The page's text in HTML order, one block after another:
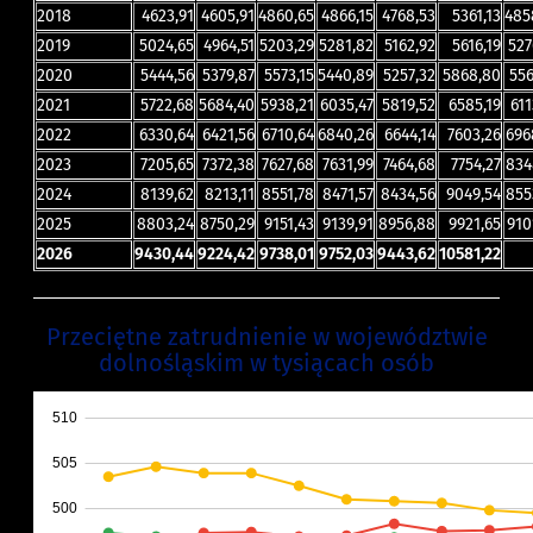
2018
4623,91 4605,91 4860,65 4866,15 4768,53 5361,13
2019
5024,65 4964,51 5203,29 5281,82 5162,92 5616,19
2020
5444,56 5379,87 5573,155440,89 5257,32 5868,80
2021
5722,68 5684,40 5938,21 6035,47 5819,52 6585,19
2022
6330,64 6421,56 6710,646840,26 6644,14 7603,26
2023
7205,65 7372,38 7627,68 7631,99 7464,68 7754,27
2024
8139,62 8213,11 8551,78 8471,57 8434,56 9049,54
2025
8803,24 ​8750,29 9151,43 9139,91 8956,88 9921,65
2026
9430,449224,42 9738,01 9752,039443,6210581,22
Przeciętne zatrudnienie w województwie
dolnośląskim w tysiącach osób